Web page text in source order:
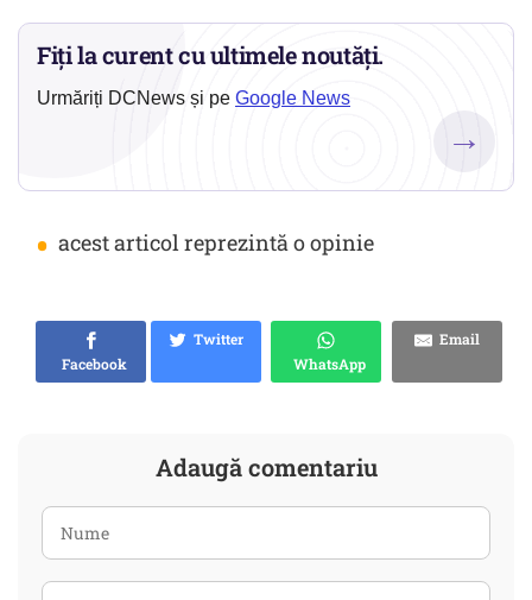
Fiți la curent cu ultimele noutăți.
Urmăriți DCNews și pe Google News
→
• acest articol reprezintă o opinie
Facebook
Twitter
WhatsApp
Email
Adaugă comentariu